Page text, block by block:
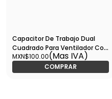
Capacitor De Trabajo Dual
Cuadrado Para Ventilador Con
Cables 2+5UF, 250V -
CTRVC25V2+5
MXN$100.00(Mas IVA)
COMPRAR